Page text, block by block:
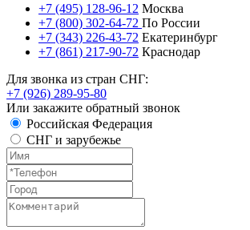
+7 (495) 128-96-12 Москва
+7 (800) 302-64-72 По России
+7 (343) 226-43-72 Екатеринбург
+7 (861) 217-90-72 Краснодар
Для звонка из стран СНГ:
+7 (926) 289-95-80
Или закажите обратный звонок
Российская Федерация
СНГ и зарубежье